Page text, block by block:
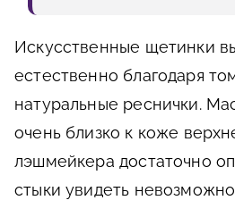
Искусственные щетинки
естественно благодаря
натуральные реснички.
очень близко к коже
лэшмейкера достаточно
стыки увидеть